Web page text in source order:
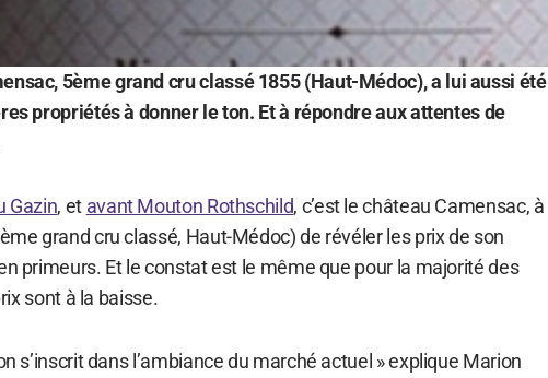
5ème grand cru classé 1855 (Haut-Médoc), a lui aussi été
propriétés à donner le ton. Et à répondre aux attentes de
Gazin, et avant Mouton Rothschild, c’est le château Camensac, à
grand cru classé, Haut-Médoc) de révéler les prix de son
primeurs. Et le constat est le même que pour la majorité des
sont à la baisse.
s’inscrit dans l’ambiance du marché actuel » explique Marion